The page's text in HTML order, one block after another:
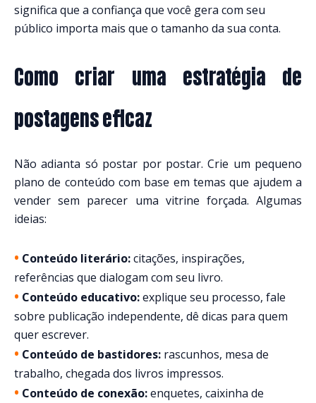
significa que a confiança que você gera com seu
público importa mais que o tamanho da sua conta.
Como criar uma estratégia de
postagens eficaz
Não adianta só postar por postar. Crie um pequeno
plano de conteúdo com base em temas que ajudem a
vender sem parecer uma vitrine forçada. Algumas
ideias:
• Conteúdo literário:citações, inspirações,
referências que dialogam com seu livro.
• Conteúdo educativo:explique seu processo, fale
sobre publicação independente, dê dicas para quem
quer escrever.
• Conteúdo de bastidores: rascunhos, mesa de
trabalho, chegada dos livros impressos.
• Conteúdo de conexão:enquetes, caixinha de